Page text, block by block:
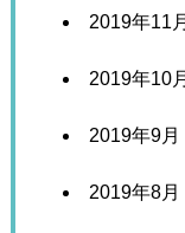
2019年11月
2019年10月
2019年9月
2019年8月